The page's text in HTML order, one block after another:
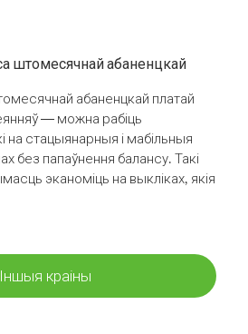
штомесячнай абаненцкай
абаненцкай платай
— можна рабіць
на стацыянарныя і мабільныя
без папаўнення балансу. Такі
эканоміць на выкліках, якія
Іншыя краіны